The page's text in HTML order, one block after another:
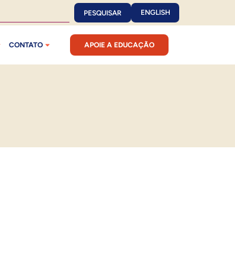
PESQUISAR ENGLISH
CONTATO APOIE A EDUCAÇÃO